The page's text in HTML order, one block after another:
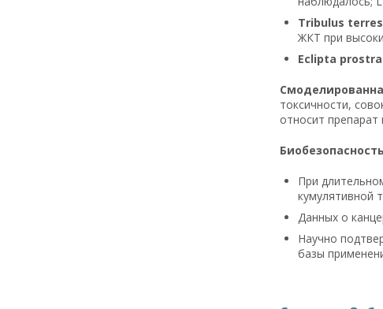
Tribulus
ЖКТ при
Eclipta
токсичности,
относит препарат
При
кумулятивной
Данных о
Научно
базы